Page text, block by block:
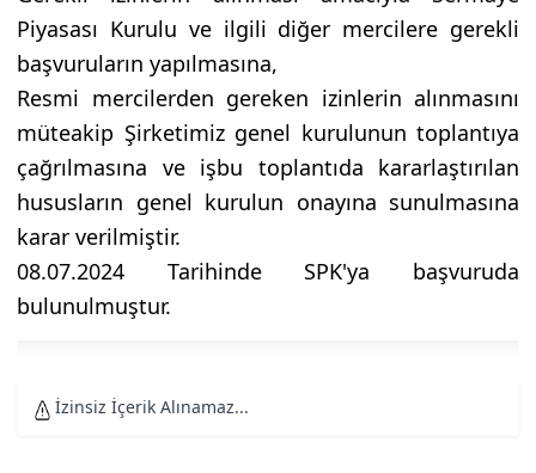
Piyasası Kurulu ve ilgili diğer mercilere gerekli
başvuruların yapılmasına,
Resmi mercilerden gereken izinlerin alınmasını
müteakip Şirketimiz genel kurulunun toplantıya
çağrılmasına ve işbu toplantıda kararlaştırılan
hususların genel kurulun onayına sunulmasına
karar verilmiştir.
08.07.2024 Tarihinde SPK'ya başvuruda
bulunulmuştur.
İzinsiz İçerik Alınamaz...